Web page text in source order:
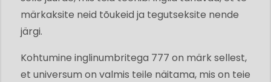
märkaksite neid tõukeid ja tegutseksite nende
järgi.
Kohtumine inglinumbritega 777 on märk sellest,
et universum on valmis teile näitama, mis on teie